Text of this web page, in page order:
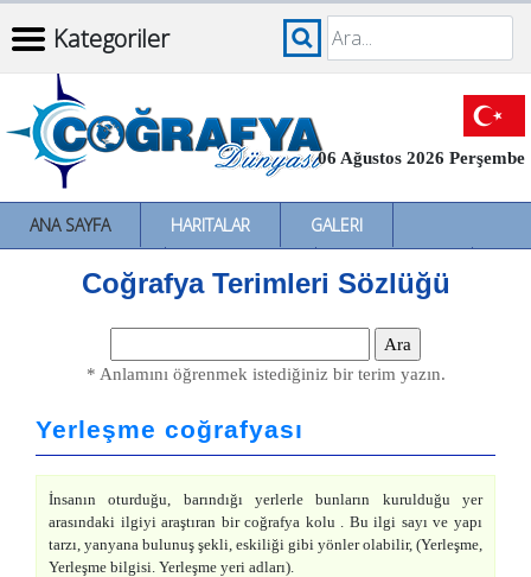
Kategoriler
06 Ağustos 2026 Perşembe
ANA SAYFA HARITALAR
GALERI
İNCELEMELER
SÖZLÜKLER İL İL TÜRKIYE
Coğrafya Terimleri Sözlüğü
* Anlamını öğrenmek istediğiniz bir terim yazın.
Yerleşme coğrafyası
İnsanın oturduğu, barındığı yerlerle bunların kurulduğu yer
arasındaki ilgiyi araştıran bir coğrafya kolu . Bu ilgi sayı ve yapı
tarzı, yanyana bulunuş şekli, eskiliği gibi yönler olabilir, (Yerleşme,
Yerleşme bilgisi. Yerleşme yeri adları).